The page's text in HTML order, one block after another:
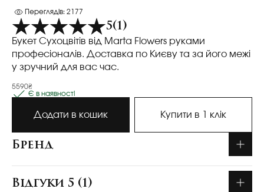
Переглядів: 2177
5(1)
Букет Сухоцвітів від Marta Flowers руками
професіоналів. Доставка по Києву та за його межі
у зручний для вас час.
5590₴
Є в наявності
Додати в кошик Купити в 1 клік
Бренд
Відгуки 5 (1)